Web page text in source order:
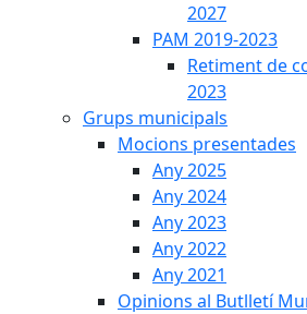
2027
PAM 2019-2023
Retiment de
2023
Grups municipals
Mocions presentades
Any 2025
Any 2024
Any 2023
Any 2022
Any 2021
Opinions al Butlletí